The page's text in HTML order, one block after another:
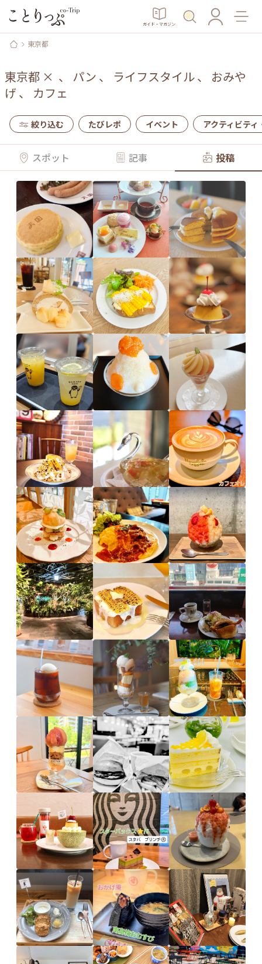
ガイド・マガジン
東京都
東京都 × 、 パン 、 ライフスタイル、 おみや
げ 、 カフェ
絞り込む たびレポ イベント アクティビティ
スポット 記事 投稿